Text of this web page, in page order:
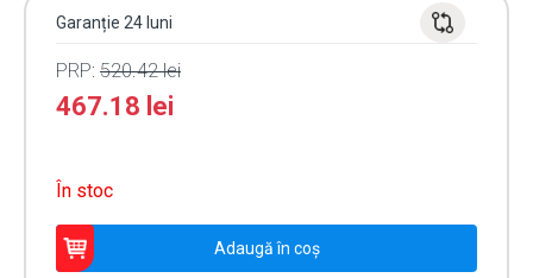
Garanție 24 luni
PRP: 520.42lei
467.18 lei
În stoc
Cantitate
Placa
Adaugă în coș